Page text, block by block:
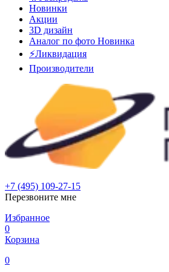
Новинки
Акции
3D дизайн
Аналог по фото Новинка
⚡Ликвидация
Производители
+7 (495) 109-27-15
Перезвоните мне
Избранное
0
Корзина
0